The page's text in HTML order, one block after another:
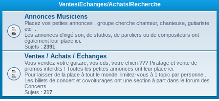
Ventes/Echanges/Achats/Recherche
Annonces Musiciens
Placez vos petites annonces , groupe cherche chanteur, chanteuse, guitariste
etc ...
Les annonces d'ingé son, de studios, de paroliers ou de compositeurs ont
également leur place ici.
Sujets : 2391
Ventes / Achats / Echanges
Vous vendez votre guitare, vos cds, votre chien ??? Piratage et vente de
promos interdits ! Toutes les petites annonces ont leur place ici.
Pour laisser de la place à tout le monde, limitez-vous à 1 topic par personne .
Les billets de concert et covoiturages ont une section à part dans le forum des
Concerts.
Sujets : 217